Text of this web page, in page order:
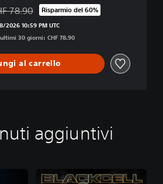
dal prezzo originale di CHF 78.90
78.90 Risparmio del 60%
10:59 PM UTC
30 giorni: CHF 78.90
al carrello
aggiuntivi